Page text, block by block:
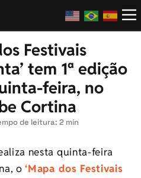
Festivais
tem 1ª edição
feira, no
Cortina
de leitura: 2 min
nesta quinta-feira
o ‘Mapa dos Festivais